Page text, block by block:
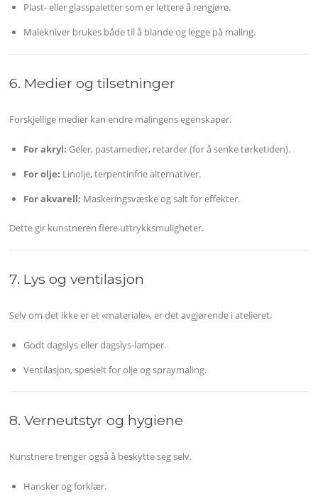
Plast- eller glasspaletter som er lettere å rengjøre.
Malekniver brukes både til å blande og legge på maling.
6. Medier og tilsetninger
Forskjellige medier kan endre malingens egenskaper.
For akryl: Geler, pastamedier, retarder (for å senke tørketiden).
For olje: Linolje, terpentinfrie alternativer.
For akvarell: Maskeringsvæske og salt for effekter.
Dette gir kunstneren flere uttrykksmuligheter.
7. Lys og ventilasjon
Selv om det ikke er et «materiale», er det avgjørende i atelieret.
Godt dagslys eller dagslys-lamper.
Ventilasjon, spesielt for olje og spraymaling.
8. Verneutstyr og hygiene
Kunstnere trenger også å beskytte seg selv.
Hansker og forklær.